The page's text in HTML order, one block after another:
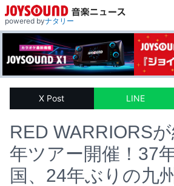
powered byナタリー
X Post LINE
RED WARRIORS
年ツアー開催！37
国、24年ぶりの九